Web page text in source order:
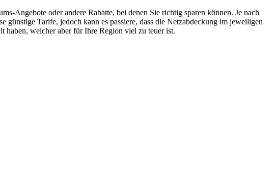
Angebote oder andere Rabatte, bei denen Sie richtig sparen können. Je nach
Tarife, jedoch kann es passiere, dass die Netzabdeckung im jeweiligen
haben, welcher aber für Ihre Region viel zu teuer ist.